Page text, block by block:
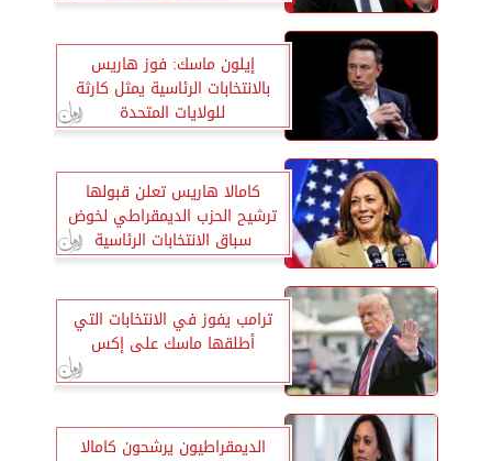
إيلون ماسك: فوز هاريس
بالانتخابات الرئاسية يمثل كارثة
للولايات المتحدة
كامالا هاريس تعلن قبولها
ترشيح الحزب الديمقراطي لخوض
سباق الانتخابات الرئاسية
ترامب يفوز في الانتخابات التي
أطلقها ماسك على إكس
الديمقراطيون يرشحون كامالا